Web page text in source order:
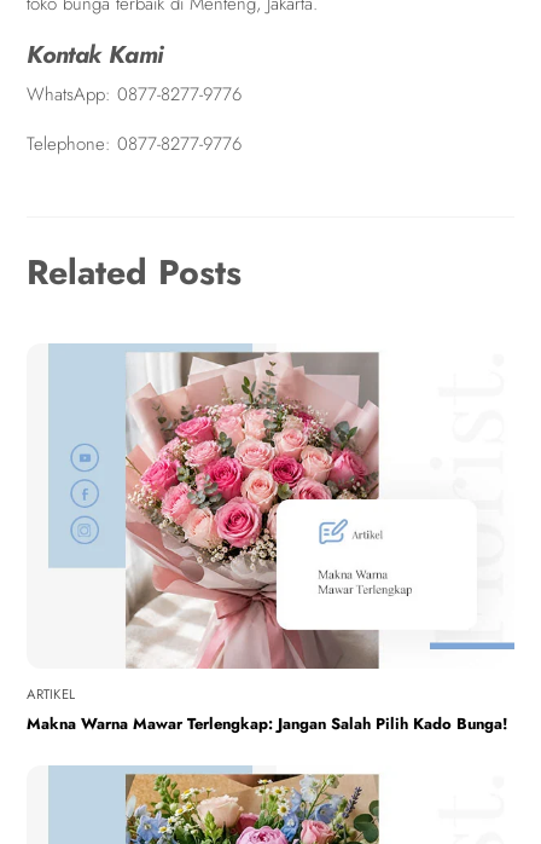
Kontak Kami
WhatsApp:0877-8277-9776
Telephone:0877-8277-9776
Related Posts
ARTIKEL
Makna Warna Mawar Terlengkap: Jangan Salah Pilih Kado Bunga!